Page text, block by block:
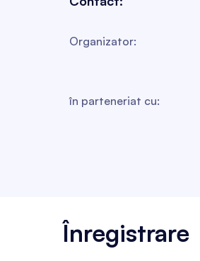
Organizator:
în parteneriat cu:
Înregistrare